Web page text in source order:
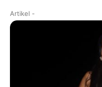
Artikel -